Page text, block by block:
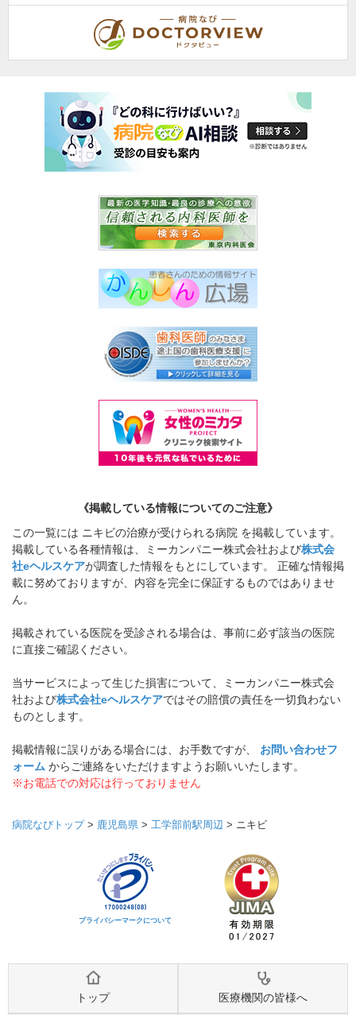
《掲載している情報についてのご注意》
この一覧には ニキビの治療が受けられる病院 を掲載しています。
掲載している各種情報は、ミーカンパニー株式会社および株式会
社eヘルスケアが調査した情報をもとにしています。 正確な情報掲
載に努めておりますが、内容を完全に保証するものではありませ
ん。
掲載されている医院を受診される場合は、事前に必ず該当の医院
に直接ご確認ください。
当サービスによって生じた損害について、ミーカンパニー株式会
社および株式会社eヘルスケアではその賠償の責任を一切負わない
ものとします。
掲載情報に誤りがある場合には、お手数ですが、 お問い合わせフ
ォーム からご連絡をいただけますようお願いいたします。
※お電話での対応は行っておりません
病院なびトップ> 鹿児島県 > 工学部前駅周辺 > ニキビ
プライバシーマークについて
トップ 医療機関の皆様へ